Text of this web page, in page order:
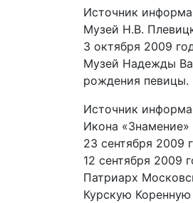
Источник
Музей Н.В.
3 октября 2009
Музей Надежды
рождения певицы.
Источник
Икона «Знамение»
23 сентября 2009
12 сентября 2009
Патриарх
Курскую